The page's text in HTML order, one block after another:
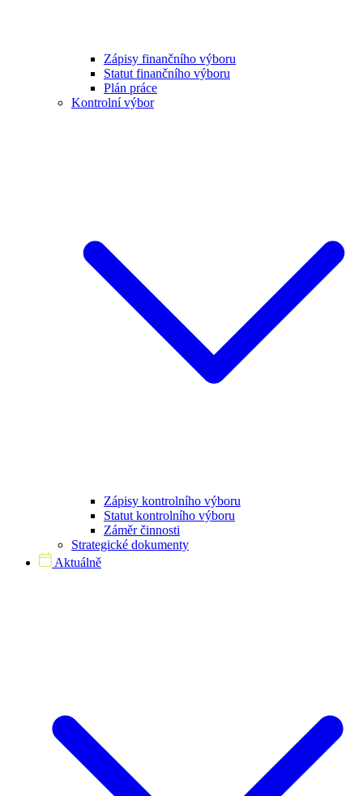
Zápisy finančního výboru
Statut finančního výboru
Plán práce
Kontrolní výbor
Zápisy kontrolního výboru
Statut kontrolního výboru
Záměr činnosti
Strategické dokumenty
Aktuálně